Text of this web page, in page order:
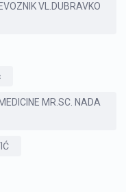
VL.DUBRAVKO
MR.SC. NADA